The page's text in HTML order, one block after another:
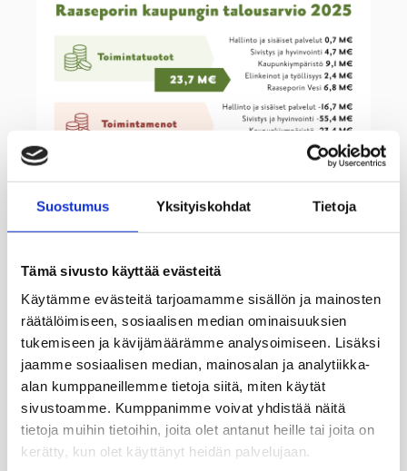
Suostumus Yksityiskohdat Tietoja
Tämä sivusto käyttää evästeitä
Käytämme evästeitä tarjoamamme sisällön ja mainosten
räätälöimiseen, sosiaalisen median ominaisuuksien
tukemiseen ja kävijämäärämme analysoimiseen. Lisäksi
jaamme sosiaalisen median, mainosalan ja analytiikka-
alan kumppaneillemme tietoja siitä, miten käytät
sivustoamme. Kumppanimme voivat yhdistää näitä
tietoja muihin tietoihin, joita olet antanut heille tai joita on
kerätty, kun olet käyttänyt heidän palvelujaan.